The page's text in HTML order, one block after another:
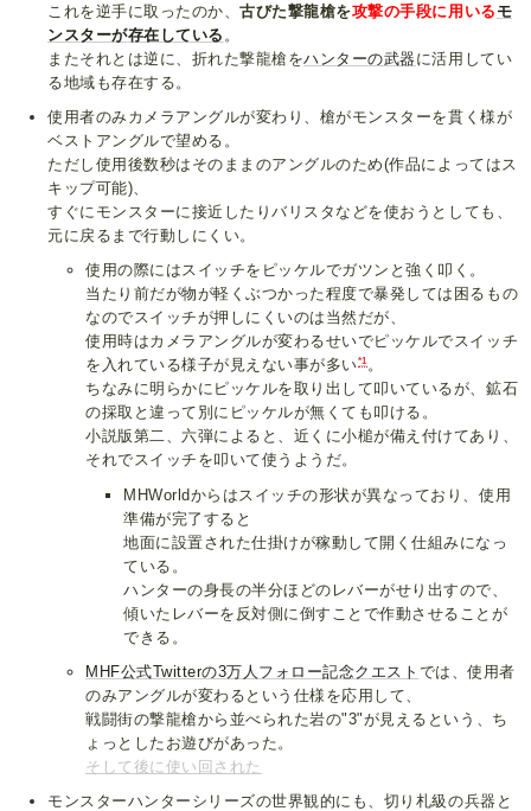
これを逆手に取ったのか、古びた撃龍槍を攻撃の手段に用いる モ
ンスターが存在している 。
またそれとは逆に、折れた撃龍槍をハンターの武器 に活用してい
る地域も存在する。
使用者のみカメラアングルが変わり、槍がモンスターを貫く様が
ベストアングルで望める。
ただし使用後数秒はそのままのアングルのため(作品によってはス
キップ可能)、
すぐにモンスターに接近したりバリスタなどを使おうとしても、
元に戻るまで行動しにくい。
使用の際にはスイッチをピッケルでガツンと強く叩く。
当たり前だが物が軽くぶつかった程度で暴発しては困るもの
なのでスイッチが押しにくいのは当然だが、
使用時はカメラアングルが変わるせいでピッケルでスイッチ
を入れている様子が見えない事が多い*1。
ちなみに明らかにピッケルを取り出して叩いているが、鉱石
の採取と違って別にピッケルが無くても叩ける。
小説版第二、六弾によると、近くに小槌が備え付けてあり、
それでスイッチを叩いて使うようだ。
MHWorldからはスイッチの形状が異なっており、使用
準備が完了すると
地面に設置された仕掛けが稼動して開く仕組みになっ
ている。
ハンターの身長の半分ほどのレバーがせり出すので、
傾いたレバーを反対側に倒すことで作動させることが
できる。
MHF公式Twitterの3万人フォロー記念クエスト では、使用者
のみアングルが変わるという仕様を応用して、
戦闘街の撃龍槍から並べられた岩の"3"が見えるという、ち
ょっとしたお遊びがあった。
そして後に使い回された
モンスターハンターシリーズの世界観的にも、切り札級の兵器と